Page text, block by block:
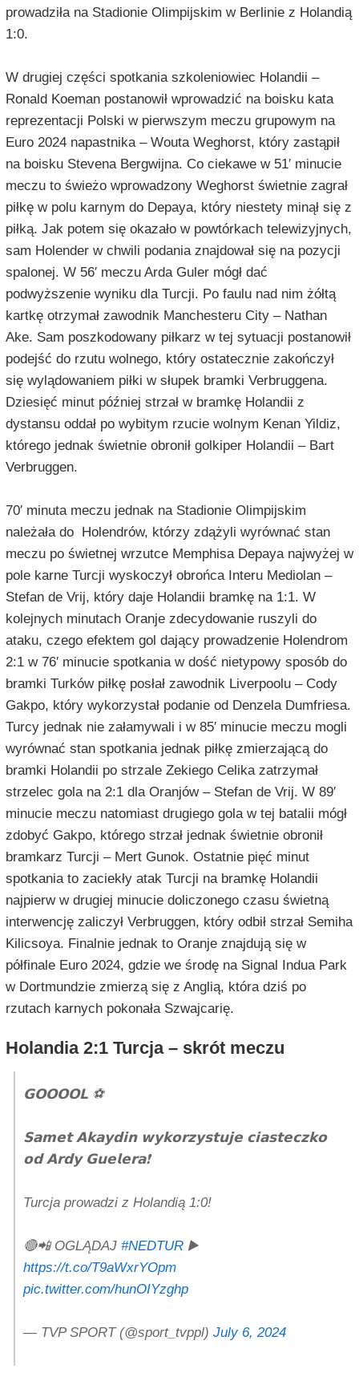
prowadziła na Stadionie Olimpijskim w Berlinie z Holandią
1:0.
W drugiej części spotkania szkoleniowiec Holandii –
Ronald Koeman postanowił wprowadzić na boisku kata
reprezentacji Polski w pierwszym meczu grupowym na
Euro 2024 napastnika – Wouta Weghorst, który zastąpił
na boisku Stevena Bergwijna. Co ciekawe w 51′ minucie
meczu to świeżo wprowadzony Weghorst świetnie zagrał
piłkę w polu karnym do Depaya, który niestety minął się z
piłką. Jak potem się okazało w powtórkach telewizyjnych,
sam Holender w chwili podania znajdował się na pozycji
spalonej. W 56′ meczu Arda Guler mógł dać
podwyższenie wyniku dla Turcji. Po faulu nad nim żółtą
kartkę otrzymał zawodnik Manchesteru City – Nathan
Ake. Sam poszkodowany piłkarz w tej sytuacji postanowił
podejść do rzutu wolnego, który ostatecznie zakończył
się wylądowaniem piłki w słupek bramki Verbruggena.
Dziesięć minut później strzał w bramkę Holandii z
dystansu oddał po wybitym rzucie wolnym Kenan Yildiz,
którego jednak świetnie obronił golkiper Holandii – Bart
Verbruggen.
70′ minuta meczu jednak na Stadionie Olimpijskim
należała do Holendrów, którzy zdążyli wyrównać stan
meczu po świetnej wrzutce Memphisa Depaya najwyżej w
pole karne Turcji wyskoczył obrońca Interu Mediolan –
Stefan de Vrij, który daje Holandii bramkę na 1:1. W
kolejnych minutach Oranje zdecydowanie ruszyli do
ataku, czego efektem gol dający prowadzenie Holendrom
2:1 w 76′ minucie spotkania w dość nietypowy sposób do
bramki Turków piłkę posłał zawodnik Liverpoolu – Cody
Gakpo, który wykorzystał podanie od Denzela Dumfriesa.
Turcy jednak nie załamywali i w 85′ minucie meczu mogli
wyrównać stan spotkania jednak piłkę zmierzającą do
bramki Holandii po strzale Zekiego Celika zatrzymał
strzelec gola na 2:1 dla Oranjów – Stefan de Vrij. W 89′
minucie meczu natomiast drugiego gola w tej batalii mógł
zdobyć Gakpo, którego strzał jednak świetnie obronił
bramkarz Turcji – Mert Gunok. Ostatnie pięć minut
spotkania to zaciekły atak Turcji na bramkę Holandii
najpierw w drugiej minucie doliczonego czasu świetną
interwencję zaliczył Verbruggen, który odbił strzał Semiha
Kilicsoya. Finalnie jednak to Oranje znajdują się w
półfinale Euro 2024, gdzie we środę na Signal Indua Park
w Dortmundzie zmierzą się z Anglią, która dziś po
rzutach karnych pokonała Szwajcarię.
Holandia 2:1 Turcja – skrót meczu
𝗚𝗢𝗢𝗢𝗢𝗟 ⚽
𝗦𝗮𝗺𝗲𝘁 𝗔𝗸𝗮𝘆𝗱𝗶𝗻 𝘄𝘆𝗸𝗼𝗿𝘇𝘆𝘀𝘁𝘂𝗷𝗲 𝗰𝗶𝗮𝘀𝘁𝗲𝗰𝘇𝗸𝗼
𝗼𝗱 𝗔𝗿𝗱𝘆 𝗚𝘂𝗲𝗹𝗲𝗿𝗮❗
Turcja prowadzi z Holandią 1:0!
🔴📲 OGLĄDAJ #NEDTUR▶️
https://t.co/T9aWxrYOpm
pic.twitter.com/hunOIYzghp
— TVP SPORT (@sport_tvppl) July 6, 2024